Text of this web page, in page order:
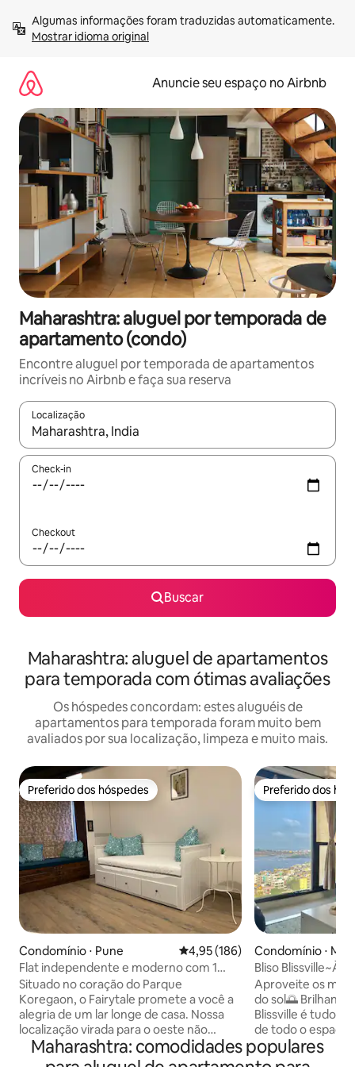
para
Mostrar idioma original
Anuncie seu espaço no Airbnb
Maharashtra: aluguel por temporada de
apartamento (condo)
Encontre aluguel por temporada de apartamentos
incríveis no Airbnb e faça sua reserva
Localização
Quando os resultados estiverem disponíveis, explore-os
Check-in
Checkout
Buscar
Maharashtra: aluguel de apartamentos
para temporada com ótimas avaliações
Os hóspedes concordam: estes aluguéis de
apartamentos para temporada foram muito bem
avaliados por sua localização, limpeza e muito mais.
Preferido dos hóspedes
Preferido dos hóspedes
Condomínio ⋅ Pune 4,95 de uma avaliação média de
4,95 (186)
Flat independente e moderno com 1
quarto, sala e cozinha em Koregaon Park
Situado no coração do Parque
Koregaon, o Fairytale promete a você a
alegria de um lar longe de casa. Nossa
localização virada para o oeste não
poderia ser mais perfeita. Estamos
situados ao lado dos restaurantes e
Preferido dos
Preferido dos
Condomínio ⋅
Bliso Blissville~À
quartos, sala e
Aproveite os
do sol🌅 Brilhante, arejado e moderno!
Blissville é tudo Estética✨
de todo o espaço
tema Aqua que
para o mar 🩵
Maharashtra: comodidades populares